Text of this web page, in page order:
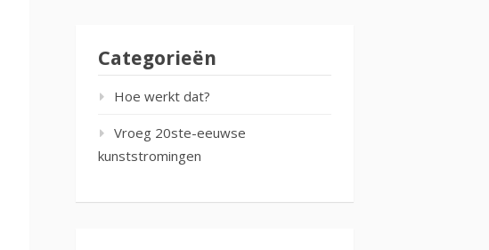
Categorieën
Hoe werkt dat?
Vroeg 20ste-eeuwse
kunststromingen